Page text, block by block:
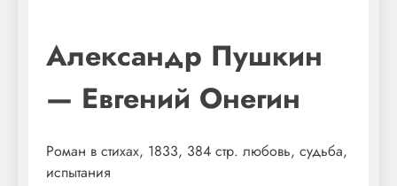
Александр Пушкин
— Евгений Онегин
Роман в стихах, 1833, 384 стр. любовь, судьба,
испытания